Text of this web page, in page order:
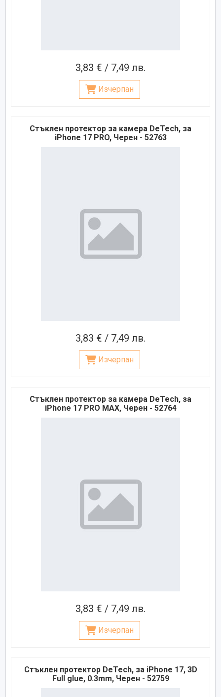
3,83 € / 7,49 лв.
Изчерпан
Стъклен протектор за камера DeTech, за
iPhone 17 PRO, Черен - 52763
3,83 € / 7,49 лв.
Изчерпан
Стъклен протектор за камера DeTech, за
iPhone 17 PRO MAX, Черен - 52764
3,83 € / 7,49 лв.
Изчерпан
Стъклен протектор DeTech, за iPhone 17, 3D
Full glue, 0.3mm, Черен - 52759